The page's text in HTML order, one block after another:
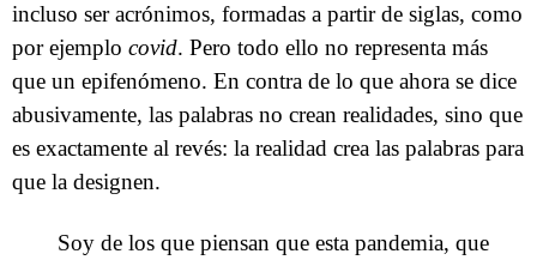
incluso ser acrónimos, formadas a partir de siglas, como
por ejemplo covid. Pero todo ello no representa más
que un epifenómeno. En contra de lo que ahora se dice
abusivamente, las palabras no crean realidades, sino que
es exactamente al revés: la realidad crea las palabras para
que la designen.
Soy de los que piensan que esta pandemia, que